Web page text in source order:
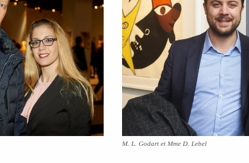
M. L. Godart et Mme D. Lebel